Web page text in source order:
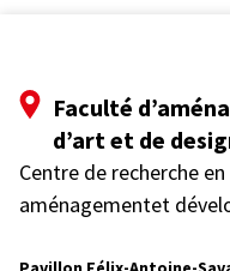
Faculté
d’art et de
Centre de recherche en
aménagementet